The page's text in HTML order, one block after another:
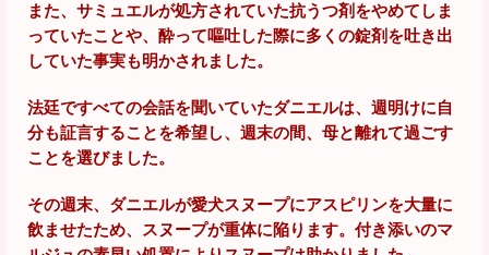
また、サミュエルが処方されていた抗うつ剤をやめてしま
っていたことや、酔って嘔吐した際に多くの錠剤を吐き出
していた事実も明かされました。
法廷ですべての会話を聞いていたダニエルは、週明けに自
分も証言することを希望し、週末の間、母と離れて過ごす
ことを選びました。
その週末、ダニエルが愛犬スヌープにアスピリンを大量に
飲ませたため、スヌープが重体に陥ります。付き添いのマ